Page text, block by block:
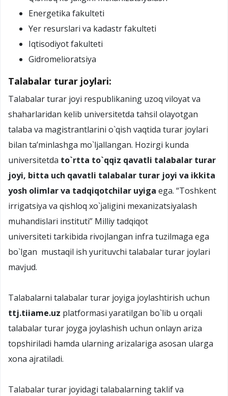
Energetika fakulteti
Yer resurslari va kadastr fakulteti
Iqtisodiyot fakulteti
Gidromelioratsiya
Talabalar turar joylari:
Talabalar turar joyi respublikaning uzoq viloyat va
shaharlaridan kelib universitetda tahsil olayotgan
talaba va magistrantlarini o`qish vaqtida turar joylari
bilan ta’minlashga mo`ljallangan. Hozirgi kunda
universitetda to`rtta to`qqiz qavatli talabalar turar
joyi, bitta uch qavatli talabalar turar joyi va ikkita
yosh olimlar va tadqiqotchilar uyiga ega. “Toshkent
irrigatsiya va qishloq xo`jaligini mexanizatsiyalash
muhandislari instituti” Milliy tadqiqot
universiteti tarkibida rivojlangan infra tuzilmaga ega
bo`lgan mustaqil ish yurituvchi talabalar turar joylari
mavjud.
Talabalarni talabalar turar joyiga joylashtirish uchun
ttj.tiiame.uz platformasi yaratilgan bo`lib u orqali
talabalar turar joyga joylashish uchun onlayn ariza
topshiriladi hamda ularning arizalariga asosan ularga
xona ajratiladi.
Talabalar turar joyidagi talabalarning taklif va